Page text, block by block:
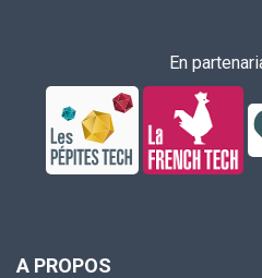
En
A PROPOS